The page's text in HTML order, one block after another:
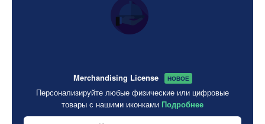
Merchandising License НОВОЕ
Персонализируйте любые физические или цифровые
товары с нашими иконками Подробнее